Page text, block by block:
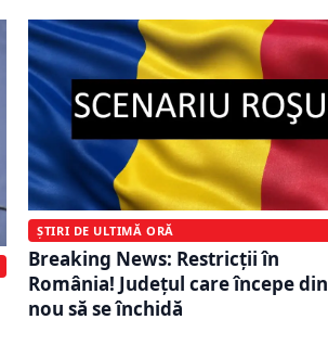
ȘTIRI DE ULTIMĂ ORĂ
Breaking News: Restricţii în
România! Județul care începe din
nou să se închidă